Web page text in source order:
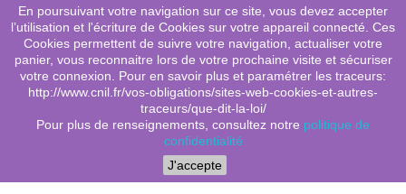
shopping_cart (0)

search
Menu
En poursuivant votre navigation sur ce site, vous devez accepter
l’utilisation et l'écriture de Cookies sur votre appareil connecté. Ces
Cookies permettent de suivre votre navigation, actualiser votre
panier, vous reconnaitre lors de votre prochaine visite et sécuriser
votre connexion. Pour en savoir plus et paramétrer les traceurs:
http://www.cnil.fr/vos-obligations/sites-web-cookies-et-autres-
traceurs/que-dit-la-loi/
Pour plus de renseignements, consultez notre politique de
confidentialité
J'accepte